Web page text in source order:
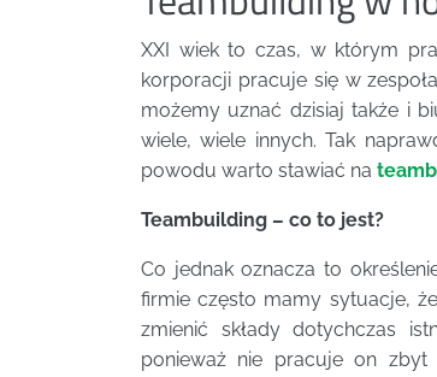
XXI wiek to czas, w którym
korporacji pracuje się w
możemy uznać dzisiaj także i
wiele, wiele innych. Tak
powodu warto stawiać na
Teambuilding – co to jest?
Co jednak oznacza to
firmie często mamy sytuacje,
zmienić składy dotychczas
ponieważ nie pracuje on zbyt